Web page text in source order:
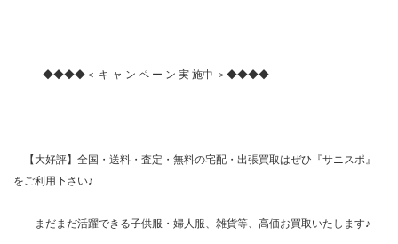
◆◆◆◆＜ キ ャ ン ペ ー ン 実 施中 ＞◆◆◆◆
【大好評】全国・送料・査定・無料の宅配・出張買取はぜひ『サニスポ』
をご利用下さい♪
まだまだ活躍できる子供服・婦人服、雑貨等、高価お買取いたします♪